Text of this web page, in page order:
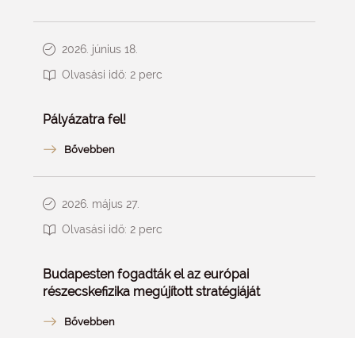
2026. június 18.
Olvasási idő: 2 perc
Pályázatra fel!
2026. május 27.
Olvasási idő: 2 perc
Budapesten fogadták el az európai
részecskefizika megújított stratégiáját